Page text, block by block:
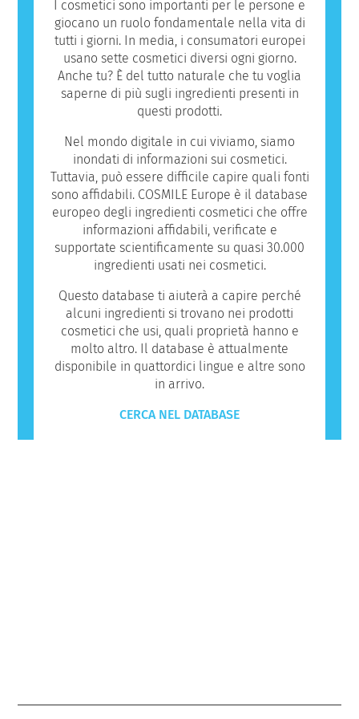
ingredienti che potrebbero risultare
allergenici per alcune persone. Ciò non
significa che il prodotto non sia sicuro da
utilizzare per gli altri.
I cosmetici sono importanti per le persone e
giocano un ruolo fondamentale nella vita di
tutti i giorni. In media, i consumatori europei
usano sette cosmetici diversi ogni giorno.
Anche tu? È del tutto naturale che tu voglia
saperne di più sugli ingredienti presenti in
questi prodotti.
Nel mondo digitale in cui viviamo, siamo
inondati di informazioni sui cosmetici.
Tuttavia, può essere difficile capire quali fonti
sono affidabili. COSMILE Europe è il database
europeo degli ingredienti cosmetici che offre
informazioni affidabili, verificate e
supportate scientificamente su quasi 30.000
ingredienti usati nei cosmetici.
Questo database ti aiuterà a capire perché
alcuni ingredienti si trovano nei prodotti
cosmetici che usi, quali proprietà hanno e
molto altro. Il database è attualmente
disponibile in quattordici lingue e altre sono
in arrivo.
CERCA NEL DATABASE